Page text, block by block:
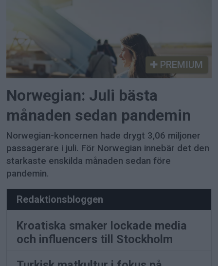
PREMIUM
Norwegian: Juli bästa
månaden sedan pandemin
Norwegian-koncernen hade drygt 3,06 miljoner
passagerare i juli. För Norwegian innebär det den
starkaste enskilda månaden sedan före
pandemin.
Redaktionsbloggen
Kroatiska smaker lockade media
och influencers till Stockholm